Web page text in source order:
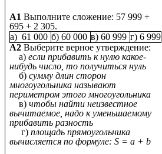
А1 Выполните сложение: 57 999 +
695 + 2 305.
а) 61 000 б) 60 000 в) 60 999 г) 6 999
А2 Выберите верное утверждение:
а)если прибавить к нулю какое-
нибудь число, то получиться нуль
б)сумму длин сторон
многоугольника называют
периметром этого многоугольника
в)чтобы найти неизвестное
вычитаемое, надо к уменьшаемому
прибавить разность
г)площадь прямоугольника
вычисляется по формуле: S = а + b